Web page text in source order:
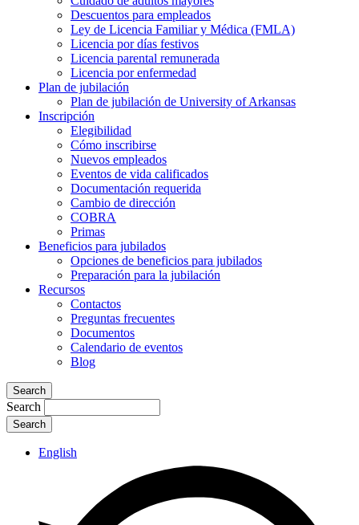
Descuentos para empleados
Ley de Licencia Familiar y Médica (FMLA)
Licencia por días festivos
Licencia parental remunerada
Licencia por enfermedad
Plan de jubilación
Plan de jubilación de University of Arkansas
Inscripción
Elegibilidad
Cómo inscribirse
Nuevos empleados
Eventos de vida calificados
Documentación requerida
Cambio de dirección
COBRA
Primas
Beneficios para jubilados
Opciones de beneficios para jubilados
Preparación para la jubilación
Recursos
Contactos
Preguntas frecuentes
Documentos
Calendario de eventos
Blog
Search
Search
English